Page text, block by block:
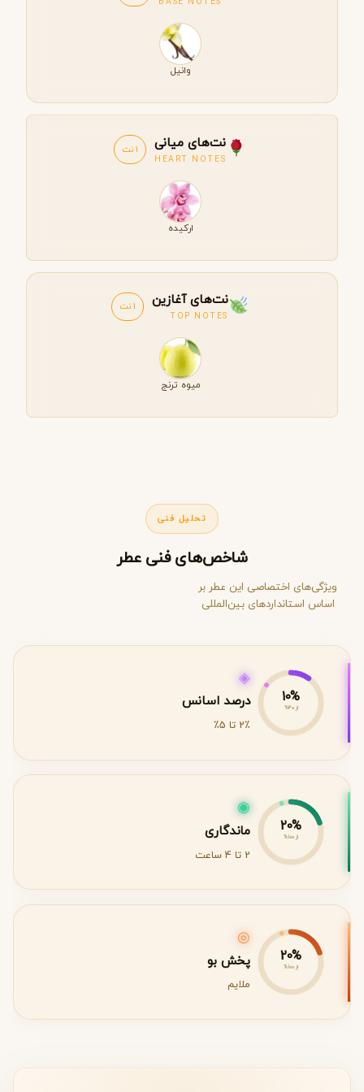
وانیل
نت‌های میانی
HEART NOTES
1 نت
ارکیده
نت‌های آغازین
TOP NOTES
1 نت
میوه ترنج
تحلیل فنی
شاخص‌های فنی عطر
ویژگی‌های اختصاصی این عطر بر
اساس استانداردهای بین‌المللی
10%
از 40%
◈
درصد اسانس
2٪ تا 5٪
20%
از 100%
◉
ماندگاری
2 تا 4 ساعت
20%
از 100%
◎
پخش بو
ملایم